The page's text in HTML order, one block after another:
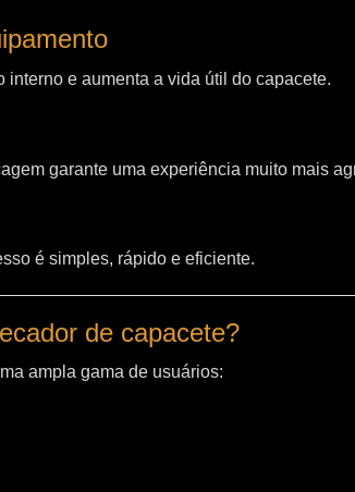
interno e aumenta a vida útil do capacete.
garante uma experiência muito mais
é simples, rápido e eficiente.
de capacete?
ampla gama de usuários: